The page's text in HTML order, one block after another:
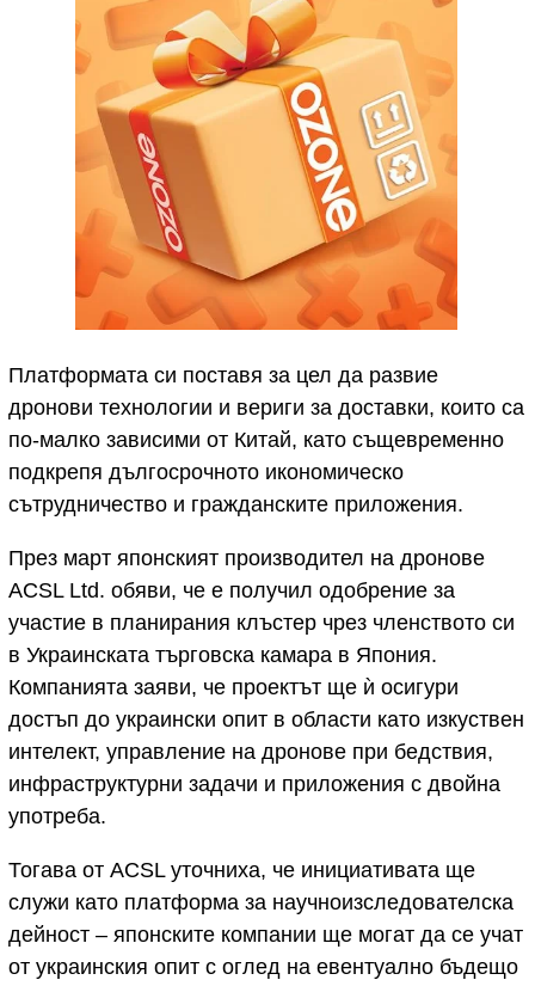
Платформата си поставя за цел да развие
дронови технологии и вериги за доставки, които са
по-малко зависими от Китай, като същевременно
подкрепя дългосрочното икономическо
сътрудничество и гражданските приложения.
През март японският производител на дронове
ACSL Ltd. обяви, че е получил одобрение за
участие в планирания клъстер чрез членството си
в Украинската търговска камара в Япония.
Компанията заяви, че проектът ще ѝ осигури
достъп до украински опит в области като изкуствен
интелект, управление на дронове при бедствия,
инфраструктурни задачи и приложения с двойна
употреба.
Тогава от ACSL уточниха, че инициативата ще
служи като платформа за научноизследователска
дейност – японските компании ще могат да се учат
от украинския опит с оглед на евентуално бъдещо